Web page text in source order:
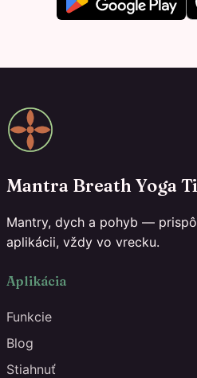
Mantra Breath Yoga
Mantry, dych a pohyb —
aplikácii, vždy vo vrecku.
Aplikácia
Funkcie
Blog
Stiahnuť